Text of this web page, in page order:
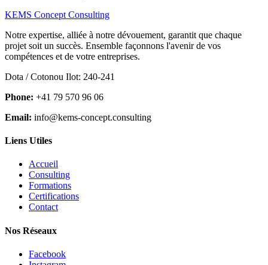
KEMS Concept Consulting
Notre expertise, alliée à notre dévouement, garantit que chaque
projet soit un succès. Ensemble façonnons l'avenir de vos
compétences et de votre entreprises.
Dota / Cotonou Ilot: 240-241
Phone: +41 79 570 96 06
Email: info@kems-concept.consulting
Liens Utiles
Accueil
Consulting
Formations
Certifications
Contact
Nos Réseaux
Facebook